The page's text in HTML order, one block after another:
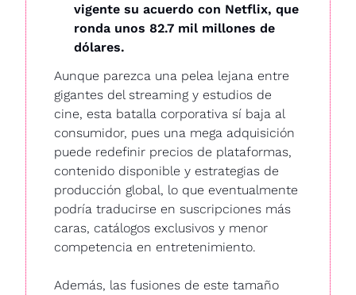
vigente su acuerdo con Netflix, que
ronda unos 82.7 mil millones de
dólares.
Aunque parezca una pelea lejana entre
gigantes del streaming y estudios de
cine, esta batalla corporativa sí baja al
consumidor, pues una mega adquisición
puede redefinir precios de plataformas,
contenido disponible y estrategias de
producción global, lo que eventualmente
podría traducirse en suscripciones más
caras, catálogos exclusivos y menor
competencia en entretenimiento.
Además, las fusiones de este tamaño